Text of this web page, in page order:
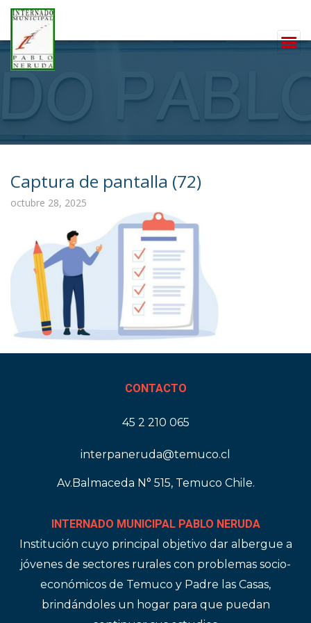
Captura de pantalla (72)
octubre 28, 2025
CONTACTO
45 2 210 065
interpaneruda@temuco.cl
Av.Balmaceda N° 515, Temuco Chile.
INTERNADO MUNICIPAL PABLO NERUDA
Institución cuyo principal objetivo dar albergue a
jóvenes de sectores rurales con problemas socio-
económicos de Temuco y Padre las Casas,
brindándoles un hogar para que puedan